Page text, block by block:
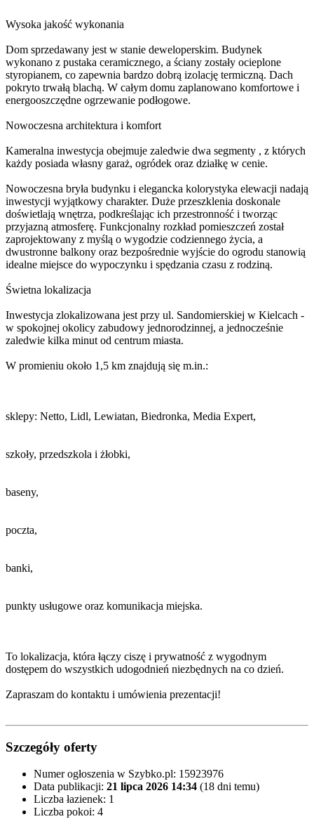
Wysoka jakość wykonania
Dom sprzedawany jest w stanie deweloperskim. Budynek
wykonano z pustaka ceramicznego, a ściany zostały ocieplone
styropianem, co zapewnia bardzo dobrą izolację termiczną. Dach
pokryto trwałą blachą. W całym domu zaplanowano komfortowe i
energooszczędne ogrzewanie podłogowe.
Nowoczesna architektura i komfort
Kameralna inwestycja obejmuje zaledwie dwa segmenty , z których
każdy posiada własny garaż, ogródek oraz działkę w cenie.
Nowoczesna bryła budynku i elegancka kolorystyka elewacji nadają
inwestycji wyjątkowy charakter. Duże przeszklenia doskonale
doświetlają wnętrza, podkreślając ich przestronność i tworząc
przyjazną atmosferę. Funkcjonalny rozkład pomieszczeń został
zaprojektowany z myślą o wygodzie codziennego życia, a
dwustronne balkony oraz bezpośrednie wyjście do ogrodu stanowią
idealne miejsce do wypoczynku i spędzania czasu z rodziną.
Świetna lokalizacja
Inwestycja zlokalizowana jest przy ul. Sandomierskiej w Kielcach -
w spokojnej okolicy zabudowy jednorodzinnej, a jednocześnie
zaledwie kilka minut od centrum miasta.
W promieniu około 1,5 km znajdują się m.in.:
sklepy: Netto, Lidl, Lewiatan, Biedronka, Media Expert,
szkoły, przedszkola i żłobki,
baseny,
poczta,
banki,
punkty usługowe oraz komunikacja miejska.
To lokalizacja, która łączy ciszę i prywatność z wygodnym
dostępem do wszystkich udogodnień niezbędnych na co dzień.
Zapraszam do kontaktu i umówienia prezentacji!
Szczegóły oferty
Numer ogłoszenia w Szybko.pl: 15923976
Data publikacji: 21 lipca 2026 14:34 (18 dni temu)
Liczba łazienek: 1
Liczba pokoi: 4